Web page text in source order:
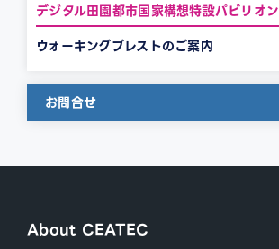
デジタル田園都市国家構想特設パビリオン
ウォーキングブレストのご案内
お問合せ
About CEATEC